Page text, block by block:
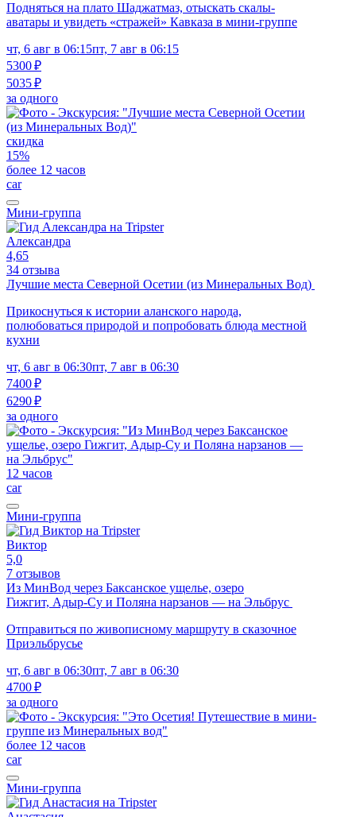
Подняться на плато Шаджатмаз, отыскать скалы-
аватары и увидеть «стражей» Кавказа в мини-группе
чт, 6 авг в 06:15пт, 7 авг в 06:15
5300 ₽
5035 ₽
за одного
скидка
15%
более 12 часов
car
Мини-группа
Александра
4,65
34 отзыва
Лучшие места Северной Осетии (из Минеральных Вод)
Прикоснуться к истории аланского народа,
полюбоваться природой и попробовать блюда местной
кухни
чт, 6 авг в 06:30пт, 7 авг в 06:30
7400 ₽
6290 ₽
за одного
12 часов
car
Мини-группа
Виктор
5,0
7 отзывов
Из МинВод через Баксанское ущелье, озеро
Гижгит, Адыр-Су и Поляна нарзанов — на Эльбрус
Отправиться по живописному маршруту в сказочное
Приэльбрусье
чт, 6 авг в 06:30пт, 7 авг в 06:30
4700 ₽
за одного
более 12 часов
car
Мини-группа